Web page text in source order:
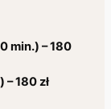
min.) – 180
180 zł